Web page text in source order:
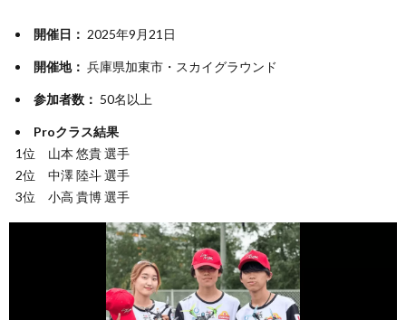
開催日： 2025年9月21日
開催地： 兵庫県加東市・スカイグラウンド
参加者数： 50名以上
Proクラス結果
1位 山本 悠貴 選手
2位 中澤 陸斗 選手
3位 小高 貴博 選手